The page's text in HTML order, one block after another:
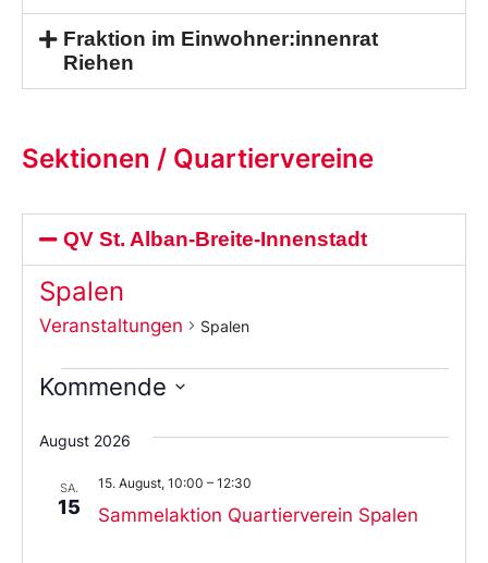
Fraktion im Einwohner:innenrat
Riehen
Sektionen / Quartiervereine
QV St. Alban-Breite-Innenstadt
Spalen
Veranstaltungen Spalen
Kommende
Sie
das
aus.
August 2026
SA.
15 Sammelaktion Quartierverein Spalen
15. August, 10:00 – 12:30